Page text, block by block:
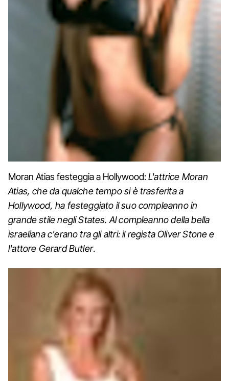
Moran Atias festeggia a Hollywood:L'attrice Moran
Atias, che da qualche tempo si è trasferita a
Hollywood, ha festeggiato il suo compleanno in
grande stile negli States. Al compleanno della bella
israeliana c'erano tra gli altri: il regista Oliver Stone e
l'attore Gerard Butler.